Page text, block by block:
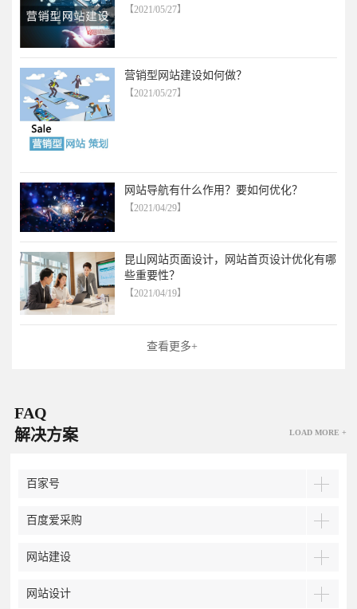
【2021/05/27】
营销型网站建设如何做？
【2021/05/27】
网站导航有什么作用？要如何优化？
【2021/04/29】
昆山网站页面设计，网站首页设计优化有哪
些重要性？
【2021/04/19】
查看更多+
FAQ
解决方案
LOAD MORE +
百家号
百度爱采购
网站建设
网站设计